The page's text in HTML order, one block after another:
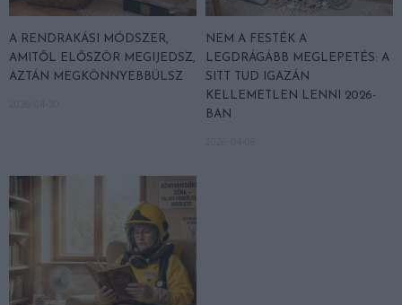
A RENDRAKÁSI MÓDSZER,
AMITŐL ELŐSZÖR MEGIJEDSZ,
AZTÁN MEGKÖNNYEBBÜLSZ
NEM A FESTÉK A
LEGDRÁGÁBB MEGLEPETÉS: A
SITT TUD IGAZÁN
KELLEMETLEN LENNI 2026-
BAN